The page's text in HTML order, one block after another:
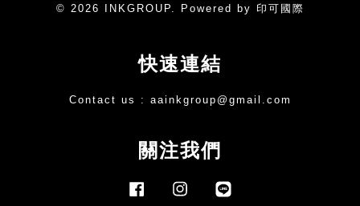
© 2026 INKGROUP. Powered by 印可國際
快速連結
Contact us : aainkgroup@gmail.com
關注我們
FacebookInstagram